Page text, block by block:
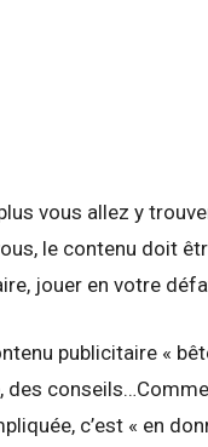
vous allez y
le contenu doit
jouer en votre
publicitaire «
des
c’est « en